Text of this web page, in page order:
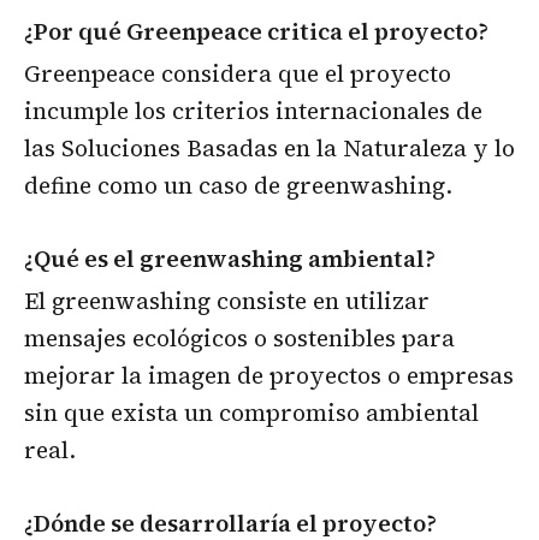
¿Por qué Greenpeace critica el proyecto?
Greenpeace considera que el proyecto
incumple los criterios internacionales de
las Soluciones Basadas en la Naturaleza y lo
define como un caso de greenwashing.
¿Qué es el greenwashing ambiental?
El greenwashing consiste en utilizar
mensajes ecológicos o sostenibles para
mejorar la imagen de proyectos o empresas
sin que exista un compromiso ambiental
real.
¿Dónde se desarrollaría el proyecto?